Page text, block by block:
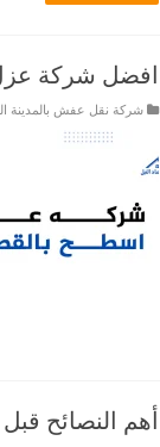
افضل شركة
شركة نقل عفش بالمدينة
أهم النصائح